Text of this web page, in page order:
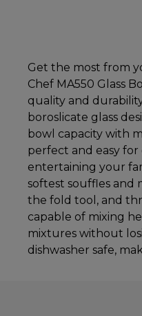
Get the most from
Chef MA550 Glass
quality and
boroslicate glass
bowl capacity with
perfect and easy
entertaining your
softest souffles and
the fold tool, and
capable of mixing
mixtures without
dishwasher safe,